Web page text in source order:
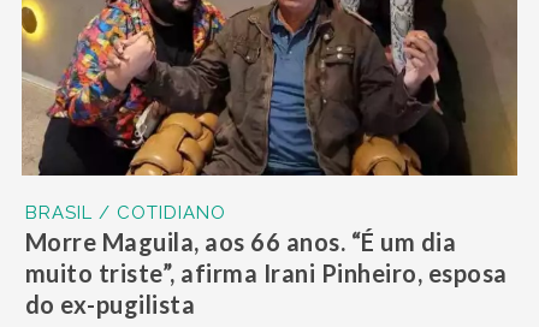
BRASIL / COTIDIANO
Morre Maguila, aos 66 anos. “É um dia
muito triste”, afirma Irani Pinheiro, esposa
do ex-pugilista